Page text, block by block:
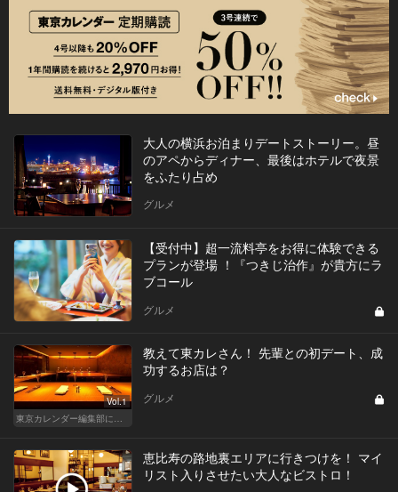
大人の横浜お泊まりデートストーリー。昼
のアペからディナー、最後はホテルで夜景
をふたり占め
グルメ
【受付中】超一流料亭をお得に体験できる
プランが登場 ！『つきじ治作』が貴方にラ
ブコール
グルメ
Vol.1
東京カレンダー編集部による、恋のレストラン道場
教えて東カレさん！ 先輩との初デート、成
功するお店は？
グルメ
恵比寿の路地裏エリアに行きつけを！ マイ
リスト入りさせたい大人なビストロ！